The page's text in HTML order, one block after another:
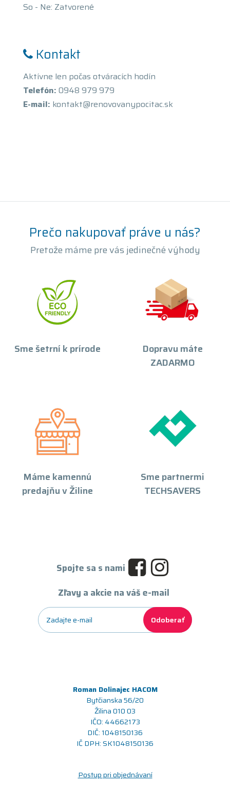
So - Ne: Zatvorené
Kontakt
Aktívne len počas otváracích hodín
Telefón: 0948 979 979
E-mail: kontakt@renovovanypocitac.sk
Prečo nakupovať práve u nás?
Pretože máme pre vás jedinečné výhody
Sme šetrní k prírode
Dopravu máte
ZADARMO
Máme kamennú
predajňu v Žiline
Sme partnermi
TECHSAVERS
Spojte sa s nami
Zľavy a akcie na váš e-mail
Odoberať
Roman Dolinajec HACOM
Bytčianska 56/20
Žilina 010 03
IČO: 44662173
DIČ: 1048150136
IČ DPH: SK1048150136
Postup pri objednávaní